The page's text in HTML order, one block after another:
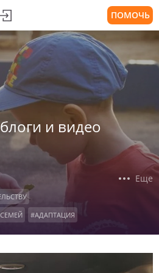
ПОМОЧЬ
и видео
#АДАПТАЦИЯ
#ОСОБЫЕДЕТИ
Еще